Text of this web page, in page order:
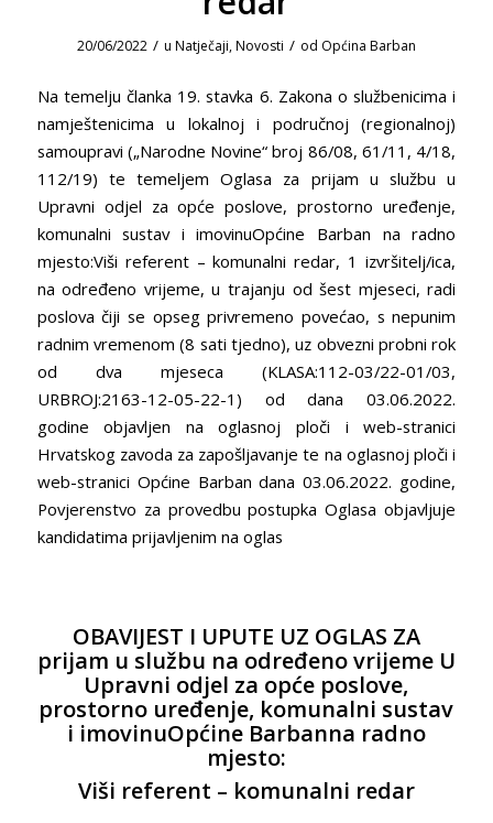
20/06/2022 / u Natječaji,Novosti / od Općina Barban
Na temelju članka 19. stavka 6. Zakona o službenicima i
namještenicima u lokalnoj i područnoj (regionalnoj)
samoupravi („Narodne Novine“ broj 86/08, 61/11, 4/18,
112/19) te temeljem Oglasa za prijam u službu u
Upravni odjel za opće poslove, prostorno uređenje,
komunalni sustav i imovinuOpćine Barban na radno
mjesto:Viši referent – komunalni redar, 1 izvršitelj/ica,
na određeno vrijeme, u trajanju od šest mjeseci, radi
poslova čiji se opseg privremeno povećao, s nepunim
radnim vremenom (8 sati tjedno), uz obvezni probni rok
od dva mjeseca (KLASA:112-03/22-01/03,
URBROJ:2163-12-05-22-1) od dana 03.06.2022.
godine objavljen na oglasnoj ploči i web-stranici
Hrvatskog zavoda za zapošljavanje te na oglasnoj ploči i
web-stranici Općine Barban dana 03.06.2022. godine,
Povjerenstvo za provedbu postupka Oglasa objavljuje
kandidatima prijavljenim na oglas
OBAVIJEST I UPUTE UZ OGLAS ZA
prijam u službu na određeno vrijeme U
Upravni odjel za opće poslove,
prostorno uređenje, komunalni sustav
i imovinuOpćine Barbanna radno
mjesto:
Viši referent – komunalni redar